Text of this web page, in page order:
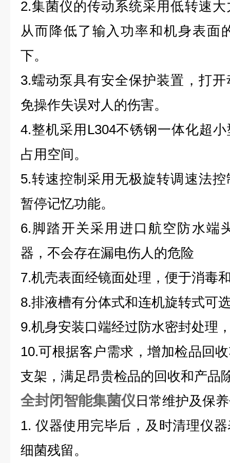
2.集菌仪的传动系统采用低转速
从而降低了输入功率和机身表面
下。
3.蠕动泵具有安全保护装置，打
免操作失误对人的伤害。
4.整机采用L304不锈钢一体化超
占用空间。
5.转速控制采用无极旋转调速法
暂停记忆功能。
6.脚踏开关采用进口航空防水端
器，不会存在漏电伤人的危险
7.机壳表面经镜面处理，便于消毒
8.排液槽有分体式和连机旋转式可
9.机身安装口端经过防水密封处理
10.可根据客户需求，增加检品回
支架，满足昂贵检品的回收和产品
全封闭智能集菌仪日常维护及保
1. 仪器使用完毕后，及时清理仪
细菌残留。